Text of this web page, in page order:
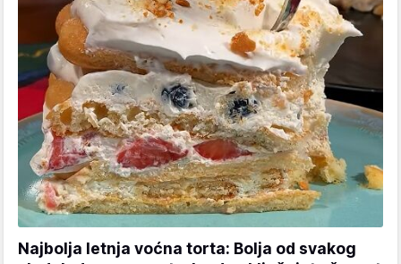
Najbolja letnja voćna torta: Bolja od svakog